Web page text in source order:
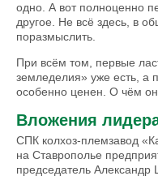
одно. А вот полноценно
другое. Не всё здесь, в
поразмыслить.
При всём том, первые
земледелия» уже есть, а
особенно ценен. О чём он
Вложения
СПК колхоз-племзавод
на Ставрополье
председатель